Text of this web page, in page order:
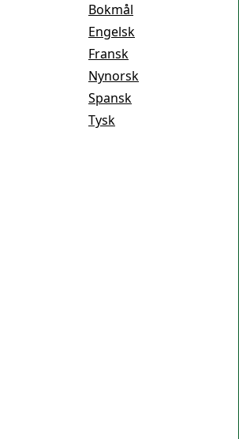
Bokmål
Engelsk
Fransk
Nynorsk
Spansk
Tysk